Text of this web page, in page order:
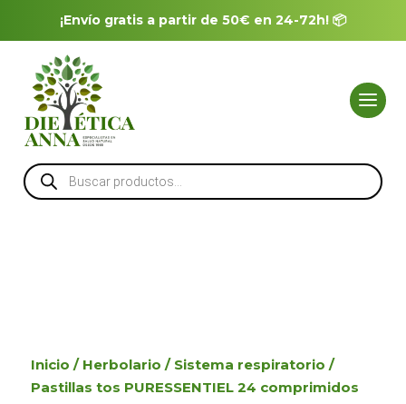
¡Envío gratis a partir de 50€ en 24-72h! 📦
Búsqueda
de
productos
Inicio / Herbolario / Sistema respiratorio /
Pastillas tos PURESSENTIEL 24 comprimidos